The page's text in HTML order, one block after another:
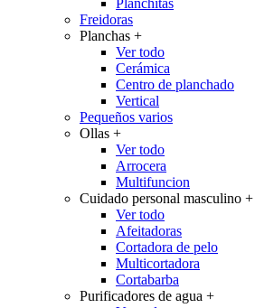
Planchitas
Freidoras
Planchas +
Ver todo
Cerámica
Centro de planchado
Vertical
Pequeños varios
Ollas +
Ver todo
Arrocera
Multifuncion
Cuidado personal masculino +
Ver todo
Afeitadoras
Cortadora de pelo
Multicortadora
Cortabarba
Purificadores de agua +